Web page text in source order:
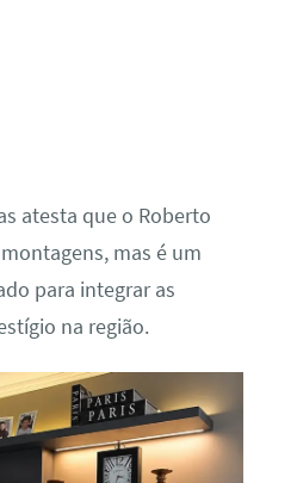
atesta que o Roberto
mas é um
para integrar as
na região.